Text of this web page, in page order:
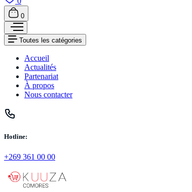
0
Toutes les catégories
Accueil
Actualités
Partenariat
À propos
Nous contacter
Hotline:
+269 361 00 00